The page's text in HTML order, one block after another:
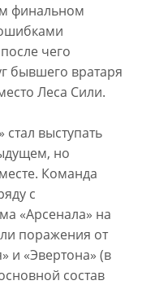
финальном
чего
бывшего вратаря
Леса Сили.
выступать
но
Команда
с
«Арсенала» на
поражения от
и «Эвертона» (в
состав